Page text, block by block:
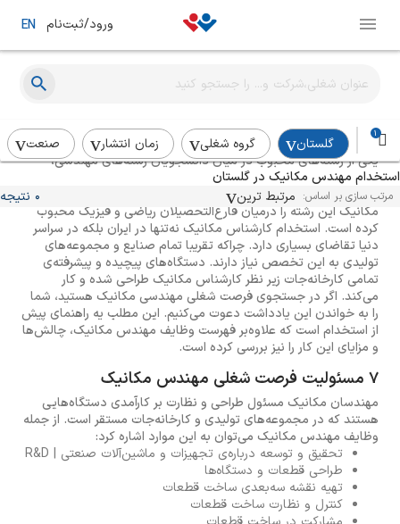
ورود/ثبت‌نام EN
1
گلستان گروه شغلی زمان انتشار
صنعت
استخدام مهندس مکانیک در گلستان
مرتب سازی بر اساس: مرتبط ترین 0 نتیجه
راهنمای استخدام مهندس مکانیک
یکی از رشته‌های محبوب در میان دانشجویان رشته‌های مهندسی،
مکانیک است. جامع بودن این رشته‌ی تحصیلی، وجود فرصت‌های
شغلی تضمین شده و تقاضای بسیار زیاد برای استخدام مهندس
مکانیک این رشته را درمیان فارغ‌التحصیلان ریاضی و فیزیک محبوب
کرده است. استخدام کارشناس مکانیک نه‌تنها در ایران بلکه در سراسر
دنیا تقاضای بسیاری دارد. چراکه تقریبا تمام صنایع و مجموعه‌‌های
تولیدی به این تخصص نیاز دارند. دستگاه‌های پیچیده و پیشرفته‌ی
تمامی کارخانه‌جات زیر نظر کارشناس مکانیک طراحی شده و کار
می‌کند. اگر در جستجوی فرصت شغلی مهندسی مکانیک هستید، شما
را به خواندن این یادداشت دعوت می‌کنیم. این مطلب یه راهنمای پیش
از استخدام است که علاوه‌بر فهرست وظایف مهندس مکانیک، چالش‌ها
و مزایای این کار را نیز بررسی کرده است.
7 مسئولیت فرصت شغلی مهندس مکانیک
مهندسان مکانیک مسئول طراحی و نظارت بر کارآمدی دستگاه‌هایی
هستند که در مجموعه‌های تولیدی و کارخانه‌جات مستقر است. از جمله
وظایف مهندس مکانیک می‌توان به این موارد اشاره کرد:
تحقیق و توسعه درباره‌ی تجهیزات و ماشین‌آلات صنعتی | R&D
طراحی قطعات و دستگاه‌ها
تهیه نقشه سه‌بعدی ساخت قطعات
کنترل و نظارت ساخت قطعات